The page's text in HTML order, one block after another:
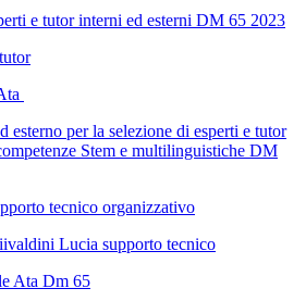
e tutor interni ed esterni DM 65 2023
esterno per la selezione di esperti e tutor
Stem e multilinguistiche DM
tecnico organizzativo
Lucia supporto tecnico
Ata Dm 65